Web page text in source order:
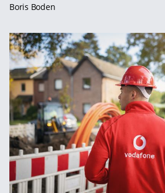
Boris Boden